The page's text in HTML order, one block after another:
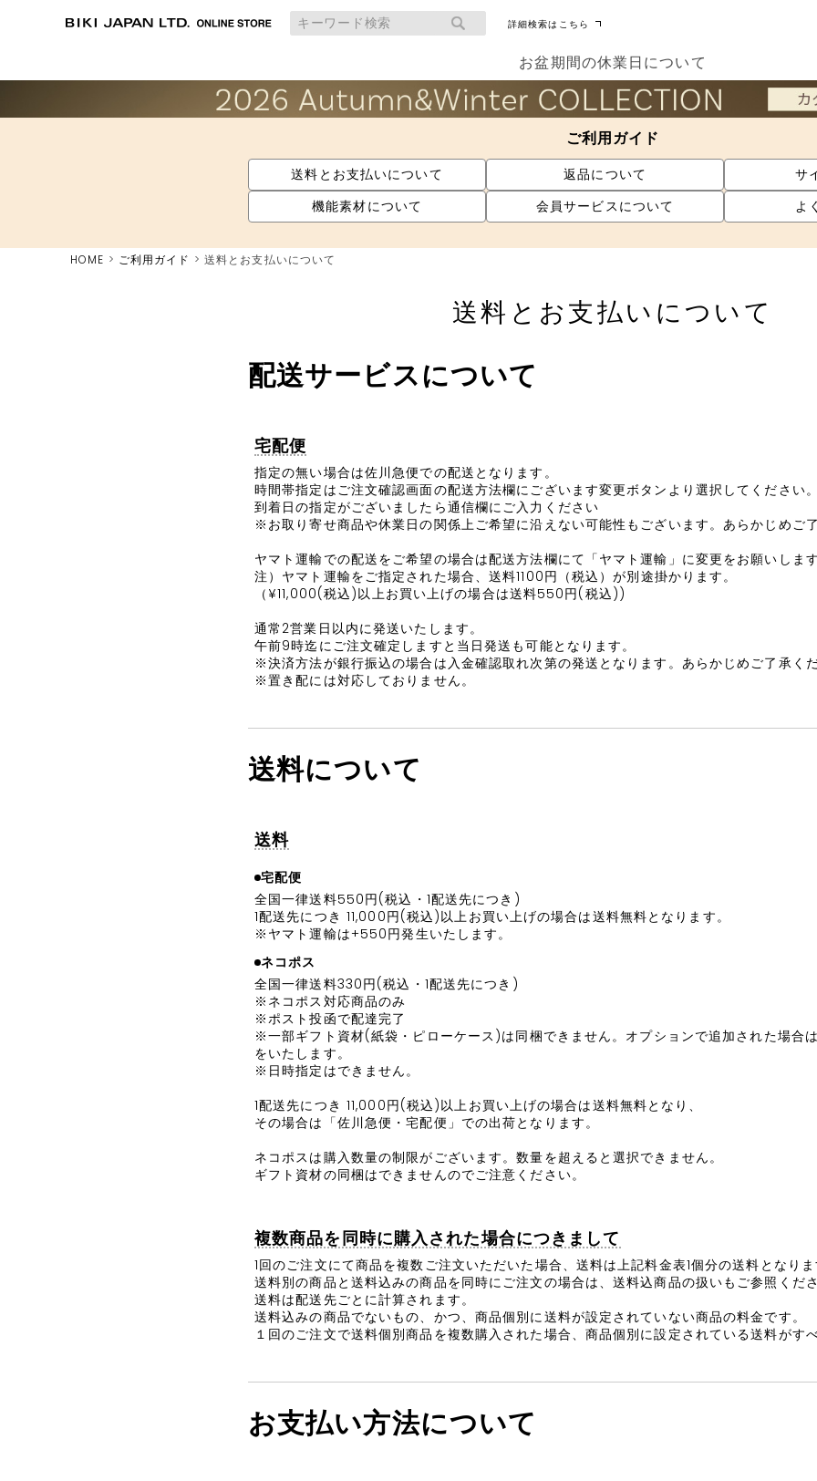
詳細検索はこちら
お盆期間の休業日について
ご利用ガイド
送料とお支払いについて 返品について
サ
機能素材について
会員サービスについて よ
HOME ご利用ガイド 送料とお支払いについて
送料とお支払いについて
配送サービスについて
宅配便
指定の無い場合は佐川急便での配送となります。
時間帯指定はご注文確認画面の配送方法欄にございます変更ボタンより選択してください。
到着日の指定がございましたら通信欄にご入力ください
※お取り寄せ商品や休業日の関係上ご希望に沿えない可能性もございます。あらかじめご了
ヤマト運輸での配送をご希望の場合は配送方法欄にて「ヤマト運輸」に変更をお願いします
注）ヤマト運輸をご指定された場合、送料1100円（税込）が別途掛かります。
（¥11,000(税込)以上お買い上げの場合は送料550円(税込))
通常2営業日以内に発送いたします。
午前9時迄にご注文確定しますと当日発送も可能となります。
※決済方法が銀行振込の場合は入金確認取れ次第の発送となります。あらかじめご了承くだ
※置き配には対応しておりません。
送料について
送料
宅配便
全国一律送料550円(税込・1配送先につき)
1配送先につき 11,000円(税込)以上お買い上げの場合は送料無料となります。
※ヤマト運輸は+550円発生いたします。
ネコポス
全国一律送料330円(税込・1配送先につき)
ネコポス対応商品のみ
ポスト投函で配達完了
一部ギフト資材(紙袋・ピローケース)は同梱できません。オプションで追加された場合
をいたします。
日時指定はできません。
1配送先につき 11,000円(税込)以上お買い上げの場合は送料無料となり、
その場合は「佐川急便・宅配便」での出荷となります。
ネコポスは購入数量の制限がございます。数量を超えると選択できません。
ギフト資材の同梱はできませんのでご注意ください。
複数商品を同時に購入された場合につきまして
1回のご注文にて商品を複数ご注文いただいた場合、送料は上記料金表1個分の送料となりま
送料別の商品と送料込みの商品を同時にご注文の場合は、送料込商品の扱いもご参照くださ
送料は配送先ごとに計算されます。
送料込みの商品でないもの、かつ、商品個別に送料が設定されていない商品の料金です。
１回のご注文で送料個別商品を複数購入された場合、商品個別に設定されている送料がす
お支払い方法について